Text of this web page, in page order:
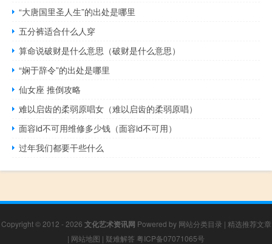
“大唐国里圣人生”的出处是哪里
五分裤适合什么人穿
算命说破财是什么意思（破财是什么意思）
“娴于辞令”的出处是哪里
仙女座 推倒攻略
难以启齿的柔弱原唱女（难以启齿的柔弱原唱）
面容id不可用维修多少钱（面容id不可用）
过年我们都要干些什么
Copyright © 2012 - 2026 文化艺术资讯网 Powered by 网站分类目录 | 精选推荐文章
| 网站地图 | 疑难解答 粤ICP备07071065号